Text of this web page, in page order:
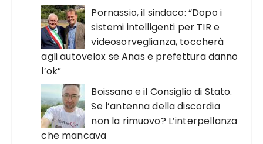
Pornassio, il sindaco: “Dopo i
sistemi intelligenti per TIR e
videosorveglianza, toccherà
agli autovelox se Anas e prefettura danno
l’ok”
Boissano e il Consiglio di Stato.
Se l’antenna della discordia
non la rimuovo? L’interpellanza
che mancava